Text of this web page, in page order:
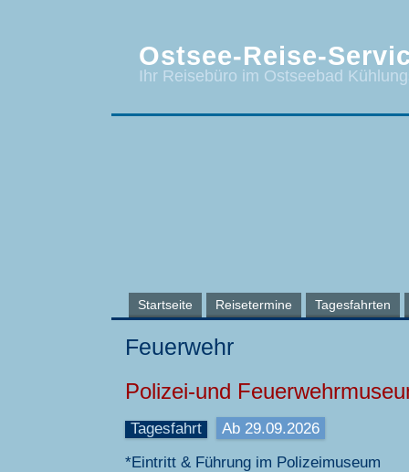
Ostsee-Reise-
Ihr Reisebüro im Ostseebad
Startseite Reisetermine Tagesfahrten
Feuerwehr
Polizei-und
Tagesfahrt
Ab 29.09.2026
*Eintritt & Führung im Polizeimuseum